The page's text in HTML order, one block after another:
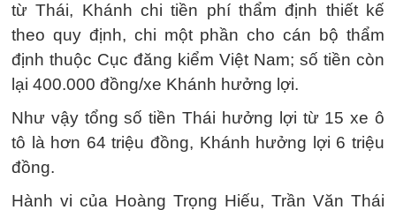
từ Thái, Khánh chi tiền phí thẩm định thiết kế
theo quy định, chi một phần cho cán bộ thẩm
định thuộc Cục đăng kiểm Việt Nam; số tiền còn
lại 400.000 đồng/xe Khánh hưởng lợi.
Như vậy tổng số tiền Thái hưởng lợi từ 15 xe ô
tô là hơn 64 triệu đồng, Khánh hưởng lợi 6 triệu
đồng.
Hành vi của Hoàng Trọng Hiếu, Trần Văn Thái